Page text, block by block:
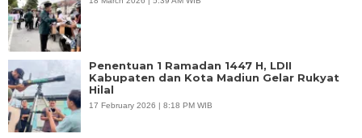
Penentuan 1 Ramadan 1447 H, LDII
Kabupaten dan Kota Madiun Gelar Rukyat
Hilal
17 February 2026 | 8:18 PM WIB